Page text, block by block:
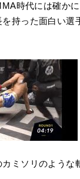
時代には確か
持った面白い選
ミソリのような